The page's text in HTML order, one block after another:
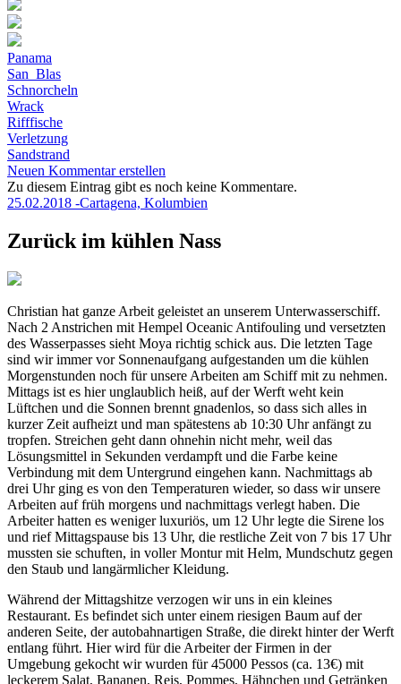
Panama
San_Blas
Schnorcheln
Wrack
Rifffische
Verletzung
Sandstrand
Neuen Kommentar erstellen
Zu diesem Eintrag gibt es noch keine Kommentare.
25.02.2018 -Cartagena, Kolumbien
Zurück im kühlen Nass
Christian hat ganze Arbeit geleistet an unserem Unterwasserschiff.
Nach 2 Anstrichen mit Hempel Oceanic Antifouling und versetzten
des Wasserpasses sieht Moya richtig schick aus. Die letzten Tage
sind wir immer vor Sonnenaufgang aufgestanden um die kühlen
Morgenstunden noch für unsere Arbeiten am Schiff mit zu nehmen.
Mittags ist es hier unglaublich heiß, auf der Werft weht kein
Lüftchen und die Sonnen brennt gnadenlos, so dass sich alles in
kurzer Zeit aufheizt und man spätestens ab 10:30 Uhr anfängt zu
tropfen. Streichen geht dann ohnehin nicht mehr, weil das
Lösungsmittel in Sekunden verdampft und die Farbe keine
Verbindung mit dem Untergrund eingehen kann. Nachmittags ab
drei Uhr ging es von den Temperaturen wieder, so dass wir unsere
Arbeiten auf früh morgens und nachmittags verlegt haben. Die
Arbeiter hatten es weniger luxuriös, um 12 Uhr legte die Sirene los
und rief Mittagspause bis 13 Uhr, die restliche Zeit von 7 bis 17 Uhr
mussten sie schuften, in voller Montur mit Helm, Mundschutz gegen
den Staub und langärmlicher Kleidung.
Während der Mittagshitze verzogen wir uns in ein kleines
Restaurant. Es befindet sich unter einem riesigen Baum auf der
anderen Seite, der autobahnartigen Straße, die direkt hinter der Werft
entlang führt. Hier wird für die Arbeiter der Firmen in der
Umgebung gekocht wir wurden für 45000 Pessos (ca. 13€) mit
leckerem Salat, Bananen, Reis, Pommes, Hähnchen und Getränken